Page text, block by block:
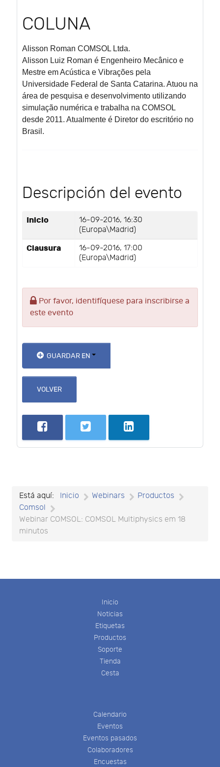
COLUNA
Alisson Roman COMSOL Ltda.
Alisson Luiz Roman é Engenheiro Mecânico e
Mestre em Acústica e Vibrações pela
Universidade Federal de Santa Catarina. Atuou na
área de pesquisa e desenvolvimento utilizando
simulação numérica e trabalha na COMSOL
desde 2011. Atualmente é Diretor do escritório no
Brasil.
Descripción del evento
Inicio
16-09-2016, 16:30
(Europa\Madrid)
Clausura
16-09-2016, 17:00
(Europa\Madrid)
Por favor, identifíquese para inscribirse a
este evento
GUARDAR EN
VOLVER
Está aquí: Inicio Webinars
Productos
Comsol
Webinar COMSOL: COMSOL Multiphysics em 18
minutos
Inicio
Noticias
Etiquetas
Productos
Soporte
Tienda
Cesta
Calendario
Eventos
Eventos pasados
Colaboradores
Encuestas